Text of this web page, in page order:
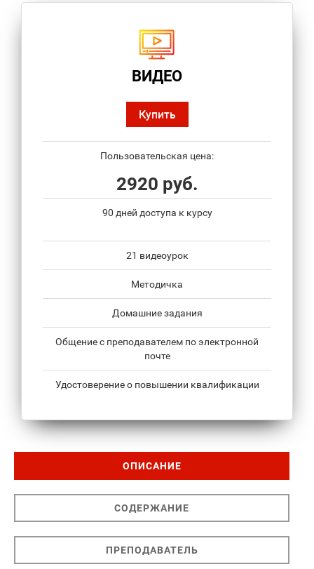
ВИДЕО
Купить
Пользовательская цена:
2920 руб.
90 дней доступа к курсу
21 видеоурок
Методичка
Домашние задания
Общение с преподавателем по электронной
почте
Удостоверение о повышении квалификации
ОПИСАНИЕ
СОДЕРЖАНИЕ
ПРЕПОДАВАТЕЛЬ